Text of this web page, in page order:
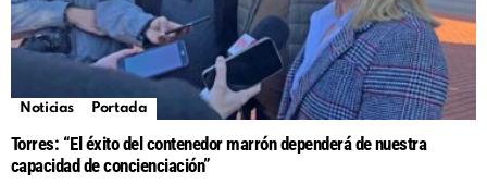
Noticias Portada
Torres: “El éxito del contenedor marrón dependerá de nuestra
capacidad de concienciación”